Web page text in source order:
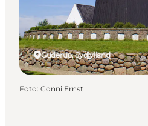
Planlæg din ferie
Booking
Guderup, Sydjylland
Foto: Conni Ernst